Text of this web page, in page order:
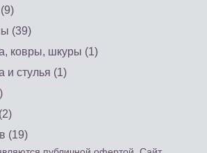
(39)
ковры, шкуры (1)
и стулья (1)
(19)